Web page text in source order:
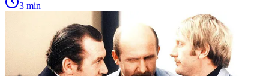
3 min